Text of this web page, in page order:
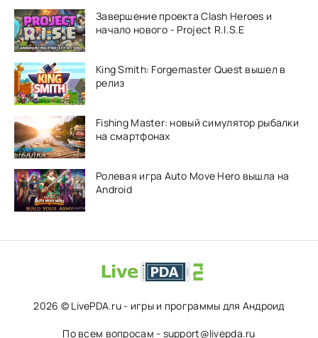
Завершение проекта Clash Heroes и
начало нового - Project R.I.S.E
King Smith: Forgemaster Quest вышел в
релиз
Fishing Master: новый симулятор рыбалки
на смартфонах
Ролевая игра Auto Move Hero вышла на
Android
2026 © LivePDA.ru - игры и программы для Андроид
По всем вопросам - support@livepda.ru